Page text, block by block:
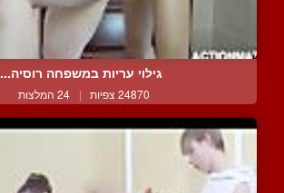
גילוי עריות במשפחה רוסיה...
24870 צפיות | 24 המלצות